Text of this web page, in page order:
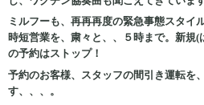
ミルフーも、再再再度の緊急事態スタイ
時短営業を、粛々と、、５時まで。新規
の予約はストップ！
予約のお客様、スタッフの間引き運転を
す、、、。